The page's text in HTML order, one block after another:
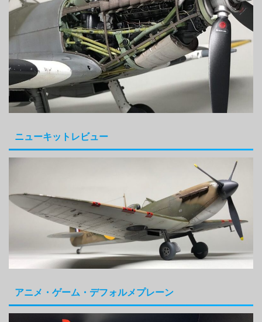
ニューキットレビュー
アニメ・ゲーム・デフォルメプレーン